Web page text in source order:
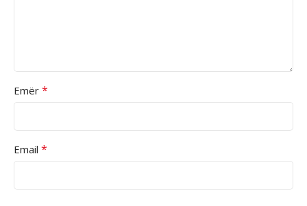
Emër *
Email *